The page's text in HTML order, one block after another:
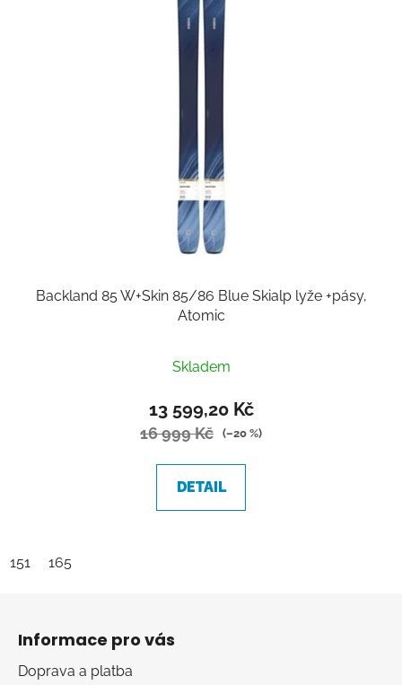
Backland 85 W+Skin 85/86 Blue Skialp lyže +pásy,
Atomic
Skladem
13 599,20 Kč
16 999 Kč (–20 %)
DETAIL
151 165
Informace pro vás
Doprava a platba